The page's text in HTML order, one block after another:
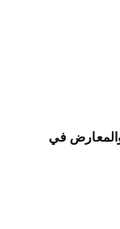
والمعارض في